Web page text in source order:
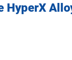
HyperX